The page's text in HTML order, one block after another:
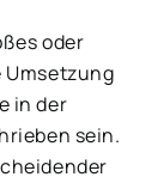
oder
Umsetzung
in der
sein.